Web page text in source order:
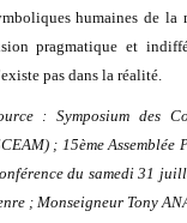
humaines de la
pragmatique et
pas dans la réalité.
: Symposium des
; 15ème
du samedi 31
; Monseigneur Tony